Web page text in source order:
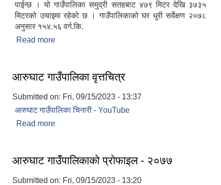
पाईन्छ । यो गाउँपालिका समुद्री सतहबाट ४७९ मिटर देखि ३७३५
मिटरको उचाइमा रहेको छ । गाउँपालिकाको घर धुरी सर्वेक्षण २०७८
अनुसार १५४.५६ वर्ग.कि.
Read more
आरुघाट गाउँपालिका वृत्तचित्र
Submitted on: Fri, 09/15/2023 - 13:37
आरुघाट गाउँपालिका चिनारी - YouTube
Read more
आरुघाट गाउँपालिकाको प्रोफाइल - २०७७
Submitted on: Fri, 09/15/2023 - 13:20